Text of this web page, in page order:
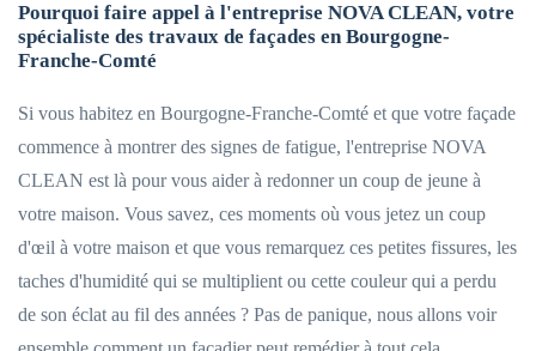
Pourquoi faire appel à l'entreprise NOVA CLEAN, votre
spécialiste des travaux de façades en Bourgogne-
Franche-Comté
Si vous habitez en Bourgogne-Franche-Comté et que votre façade
commence à montrer des signes de fatigue, l'entreprise NOVA
CLEAN est là pour vous aider à redonner un coup de jeune à
votre maison. Vous savez, ces moments où vous jetez un coup
d'œil à votre maison et que vous remarquez ces petites fissures, les
taches d'humidité qui se multiplient ou cette couleur qui a perdu
de son éclat au fil des années ? Pas de panique, nous allons voir